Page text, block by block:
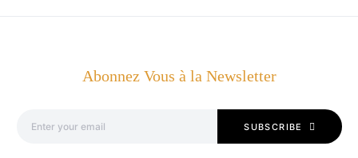
Abonnez Vous à la Newsletter
SUBSCRIBE